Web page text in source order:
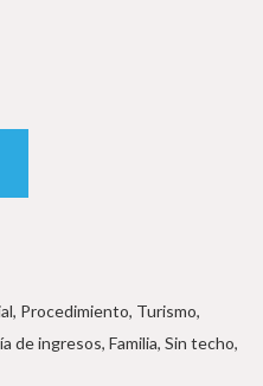
Procedimiento, Turismo,
de ingresos, Familia, Sin techo,